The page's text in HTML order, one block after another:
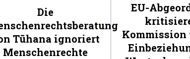
Die
Tūhana ignoriert
Menschenrechte
EU-
Kommission